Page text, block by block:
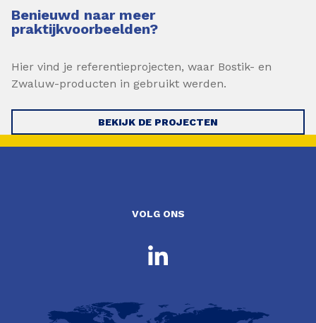
Benieuwd naar meer
praktijkvoorbeelden?
Hier vind je referentieprojecten, waar Bostik- en
Zwaluw-producten in gebruikt werden.
BEKIJK DE PROJECTEN
VOLG ONS